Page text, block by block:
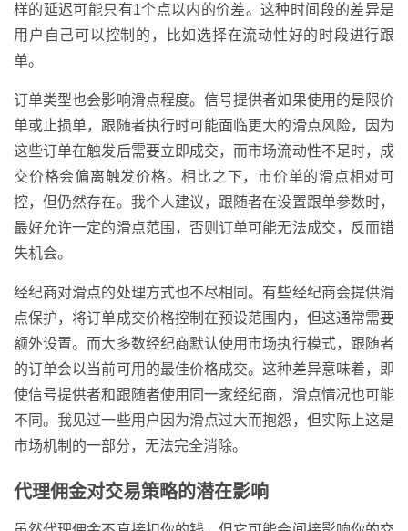
样的延迟可能只有1个点以内的价差。这种时间段的差异是
用户自己可以控制的，比如选择在流动性好的时段进行跟
单。
订单类型也会影响滑点程度。信号提供者如果使用的是限价
单或止损单，跟随者执行时可能面临更大的滑点风险，因为
这些订单在触发后需要立即成交，而市场流动性不足时，成
交价格会偏离触发价格。相比之下，市价单的滑点相对可
控，但仍然存在。我个人建议，跟随者在设置跟单参数时，
最好允许一定的滑点范围，否则订单可能无法成交，反而错
失机会。
经纪商对滑点的处理方式也不尽相同。有些经纪商会提供滑
点保护，将订单成交价格控制在预设范围内，但这通常需要
额外设置。而大多数经纪商默认使用市场执行模式，跟随者
的订单会以当前可用的最佳价格成交。这种差异意味着，即
使信号提供者和跟随者使用同一家经纪商，滑点情况也可能
不同。我见过一些用户因为滑点过大而抱怨，但实际上这是
市场机制的一部分，无法完全消除。
代理佣金对交易策略的潜在影响